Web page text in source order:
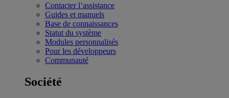
Contacter l’assistance
Guides et manuels
Base de connaissances
Statut du système
Modules personnalisés
Pour les développeurs
Communauté
Société